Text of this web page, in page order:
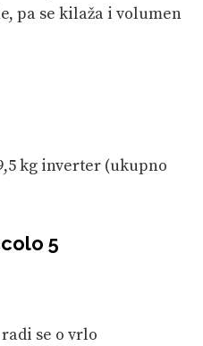
pa se kilaža i volumen
kg inverter (ukupno
5
se o vrlo